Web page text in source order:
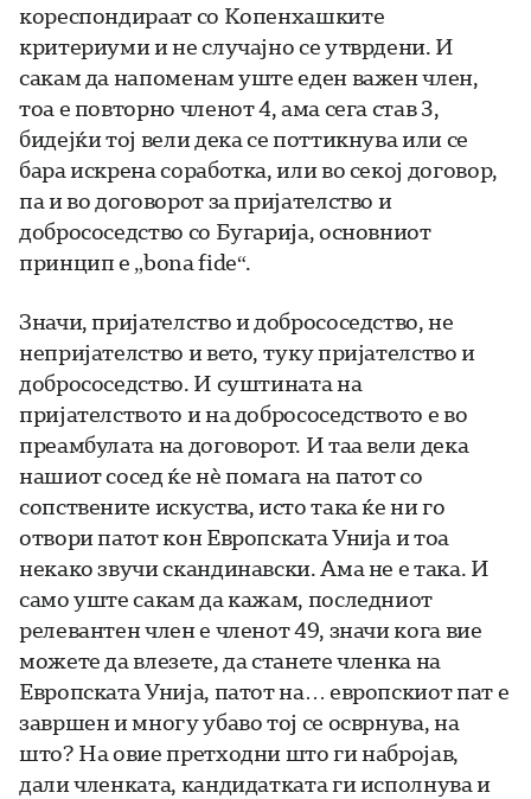
кореспондираат со Копенхашките
критериуми и не случајно се утврдени. И
сакам да напоменам уште еден важен член,
тоа е повторно членот 4, ама сега став 3,
бидејќи тој вели дека се поттикнува или се
бара искрена соработка, или во секој договор,
па и во договорот за пријателство и
добрососедство со Бугарија, основниот
принцип е „bona fide“.
Значи, пријателство и добрососедство, не
непријателство и вето, туку пријателство и
добрососедство. И суштината на
пријателството и на добрососедството е во
преамбулата на договорот. И таа вели дека
нашиот сосед ќе нѐ помага на патот со
сопствените искуства, исто така ќе ни го
отвори патот кон Европската Унија и тоа
некако звучи скандинавски. Ама не е така. И
само уште сакам да кажам, последниот
релевантен член е членот 49, значи кога вие
можете да влезете, да станете членка на
Европската Унија, патот на… европскиот пат е
завршен и многу убаво тој се осврнува, на
што? На овие претходни што ги набројав,
дали членката, кандидатката ги исполнува и